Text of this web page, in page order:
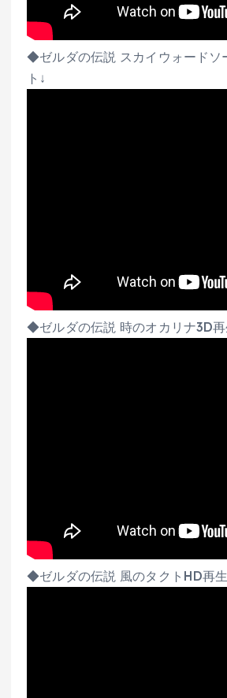
◆ゼルダの伝説 スカイウォードソ
ト↓
◆ゼルダの伝説 時のオカリナ3D再
◆ゼルダの伝説 風のタクトHD再